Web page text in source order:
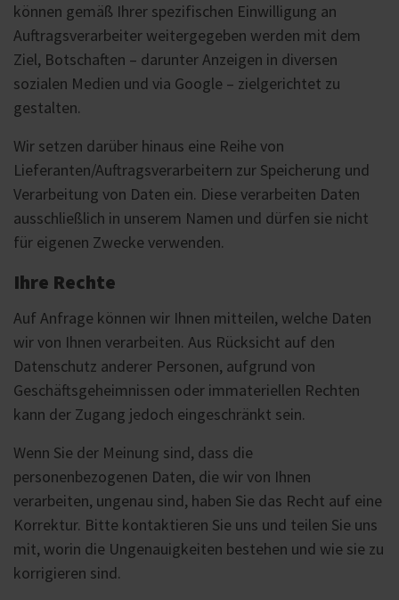
können gemäß Ihrer spezifischen Einwilligung an
Auftragsverarbeiter weitergegeben werden mit dem
Ziel, Botschaften – darunter Anzeigen in diversen
sozialen Medien und via Google – zielgerichtet zu
gestalten.
Wir setzen darüber hinaus eine Reihe von
Lieferanten/Auftragsverarbeitern zur Speicherung und
Verarbeitung von Daten ein. Diese verarbeiten Daten
ausschließlich in unserem Namen und dürfen sie nicht
für eigenen Zwecke verwenden.
Ihre Rechte
Auf Anfrage können wir Ihnen mitteilen, welche Daten
wir von Ihnen verarbeiten. Aus Rücksicht auf den
Datenschutz anderer Personen, aufgrund von
Geschäftsgeheimnissen oder immateriellen Rechten
kann der Zugang jedoch eingeschränkt sein.
Wenn Sie der Meinung sind, dass die
personenbezogenen Daten, die wir von Ihnen
verarbeiten, ungenau sind, haben Sie das Recht auf eine
Korrektur. Bitte kontaktieren Sie uns und teilen Sie uns
mit, worin die Ungenauigkeiten bestehen und wie sie zu
korrigieren sind.